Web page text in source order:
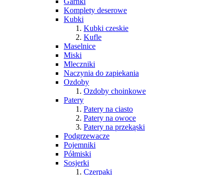
Komplety deserowe
Kubki
Kubki czeskie
Kufle
Maselnice
Miski
Mleczniki
Naczynia do zapiekania
Ozdoby
Ozdoby choinkowe
Patery
Patery na ciasto
Patery na owoce
Patery na przekąski
Podgrzewacze
Pojemniki
Półmiski
Sosjerki
Czerpaki